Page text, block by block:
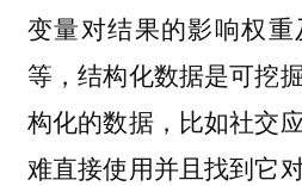
变量对结果的影响权
等，结构化数据是可挖
构化的数据，比如社交
难直接使用并且找到它